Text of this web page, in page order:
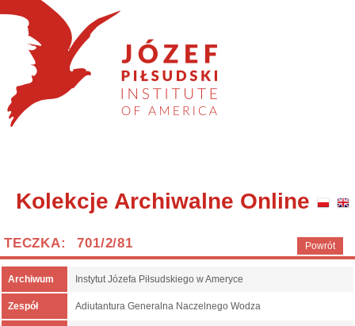
Kolekcje Archiwalne Online
Powrót
TECZKA: 701/2/81
Archiwum Instytut Józefa Piłsudskiego w Ameryce
Zespół Adiutantura Generalna Naczelnego Wodza